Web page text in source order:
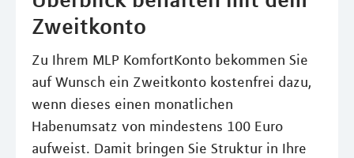
Zweitkonto
Zu Ihrem MLP KomfortKonto bekommen Sie
auf Wunsch ein Zweitkonto kostenfrei dazu,
wenn dieses einen monatlichen
Habenumsatz von mindestens 100 Euro
aufweist. Damit bringen Sie Struktur in Ihre